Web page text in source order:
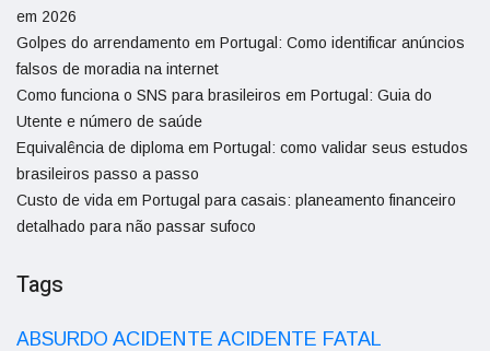
em 2026
Golpes do arrendamento em Portugal: Como identificar anúncios
falsos de moradia na internet
Como funciona o SNS para brasileiros em Portugal: Guia do
Utente e número de saúde
Equivalência de diploma em Portugal: como validar seus estudos
brasileiros passo a passo
Custo de vida em Portugal para casais: planeamento financeiro
detalhado para não passar sufoco
Tags
ABSURDO ACIDENTE ACIDENTE FATAL